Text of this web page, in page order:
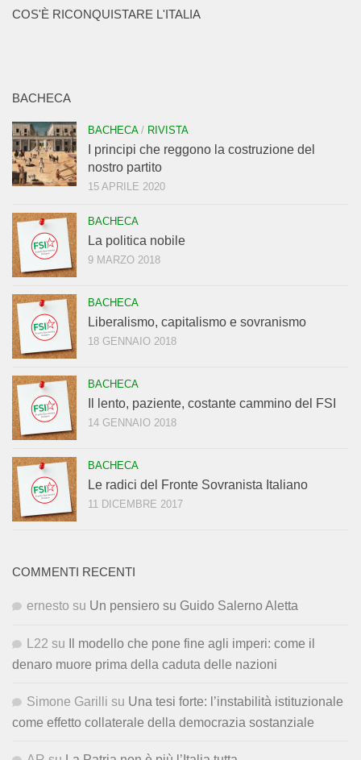
COS'È RICONQUISTARE L'ITALIA
BACHECA
BACHECA/ RIVISTA
I principi che reggono la costruzione del
nostro partito
15 APRILE 2020
BACHECA
La politica nobile
9 MARZO 2018
BACHECA
Liberalismo, capitalismo e sovranismo
18 GENNAIO 2018
BACHECA
Il lento, paziente, costante cammino del FSI
14 GENNAIO 2018
BACHECA
Le radici del Fronte Sovranista Italiano
11 DICEMBRE 2017
COMMENTI RECENTI
ernesto su Un pensiero su Guido Salerno Aletta
L22 su
Il modello che pone fine agli imperi: come il
denaro muore prima della caduta delle nazioni
Simone Garilli su Una tesi forte: l’instabilità istituzionale
come effetto collaterale della democrazia sostanziale